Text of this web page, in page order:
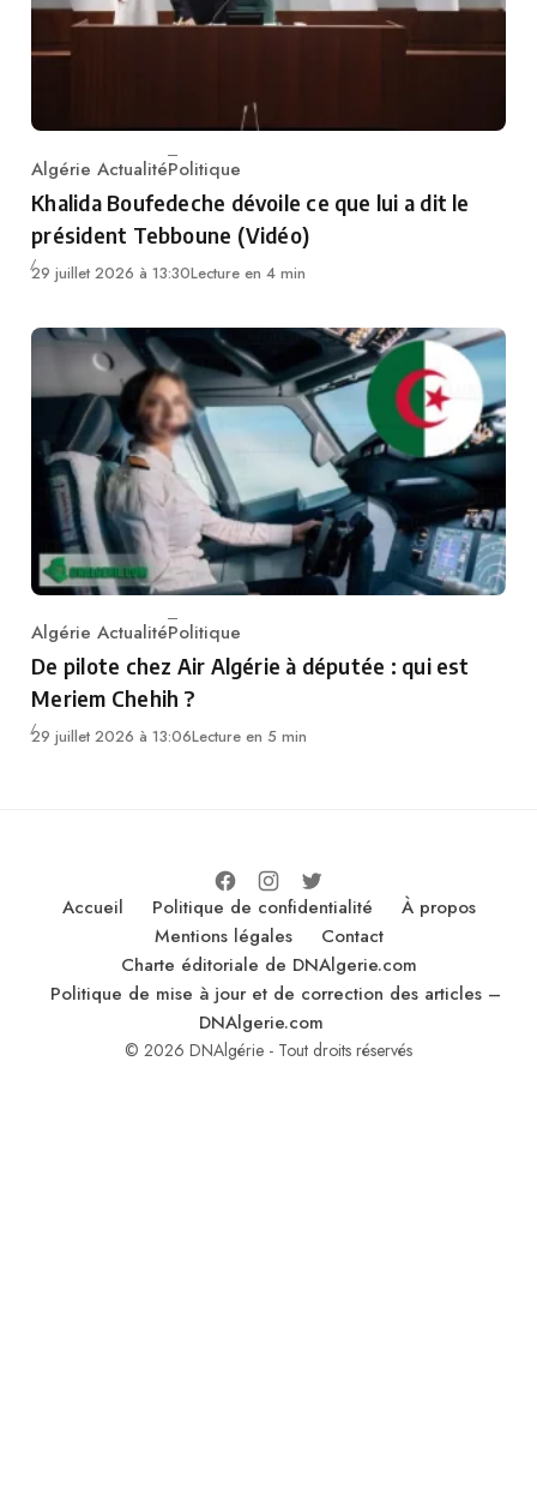
Category
Algérie ActualitéPolitique
Khalida Boufedeche dévoile ce que lui a dit le
président Tebboune (Vidéo)
29 juillet 2026 à 13:30Lecture en 4 min
Category
Algérie ActualitéPolitique
De pilote chez Air Algérie à députée : qui est
Meriem Chehih ?
29 juillet 2026 à 13:06Lecture en 5 min
Accueil Politique de confidentialité
À propos
Mentions légales
Contact
Charte éditoriale de DNAlgerie.com
Politique de mise à jour et de correction des articles –
DNAlgerie.com
© 2026 DNAlgérie - Tout droits réservés